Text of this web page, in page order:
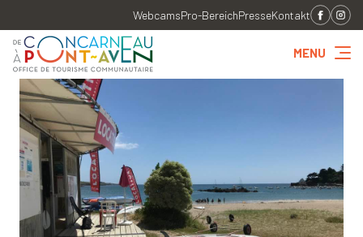
WebcamsPro-BereichPresseKontakt
MENU